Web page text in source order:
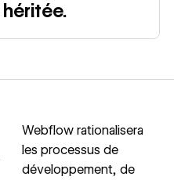
Webflow rationalisera
les processus de
développement, de